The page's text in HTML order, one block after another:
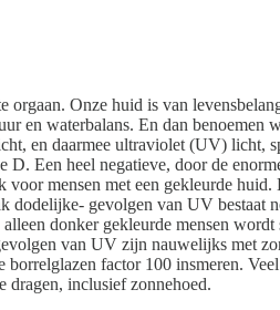
orgaan. Onze huid is van
en waterbalans. En dan benoemen
en daarmee ultraviolet (UV) licht,
D. Een heel negatieve, door de
voor mensen met een gekleurde
dodelijke- gevolgen van UV bestaat
donker gekleurde mensen
van UV zijn nauwelijks met
borrelglazen factor 100 insmeren.
dragen, inclusief zonnehoed.